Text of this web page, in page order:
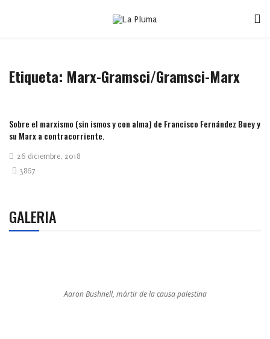
Etiqueta: Marx-Gramsci/Gramsci-Marx
Sobre el marxismo (sin ismos y con alma) de Francisco Fernández Buey y
su Marx a contracorriente.
26 diciembre, 2018
3867
GALERIA
Aaron Bushnell, mártir de la causa palestina